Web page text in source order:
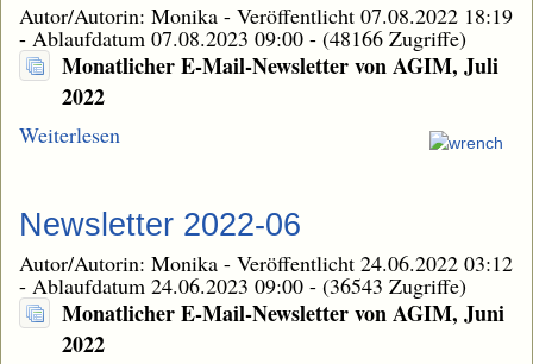
Autor/Autorin: Monika - Veröffentlicht 07.08.2022 18:19
- Ablaufdatum 07.08.2023 09:00 - (48166 Zugriffe)
Monatlicher E-Mail-Newsletter von AGIM, Juli
2022
Weiterlesen
Newsletter 2022-06
Autor/Autorin: Monika - Veröffentlicht 24.06.2022 03:12
- Ablaufdatum 24.06.2023 09:00 - (36543 Zugriffe)
Monatlicher E-Mail-Newsletter von AGIM, Juni
2022